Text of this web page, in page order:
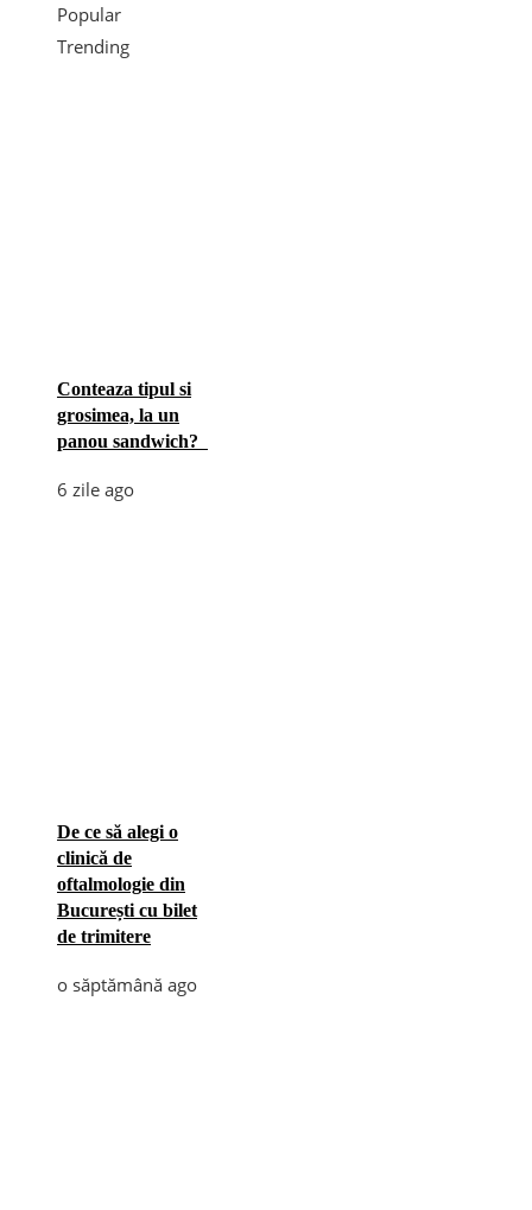
Popular
Trending
Conteaza tipul si
grosimea, la un
panou sandwich?
6 zile ago
De ce să alegi o
clinică de
oftalmologie din
București cu bilet
de trimitere
o săptămână ago